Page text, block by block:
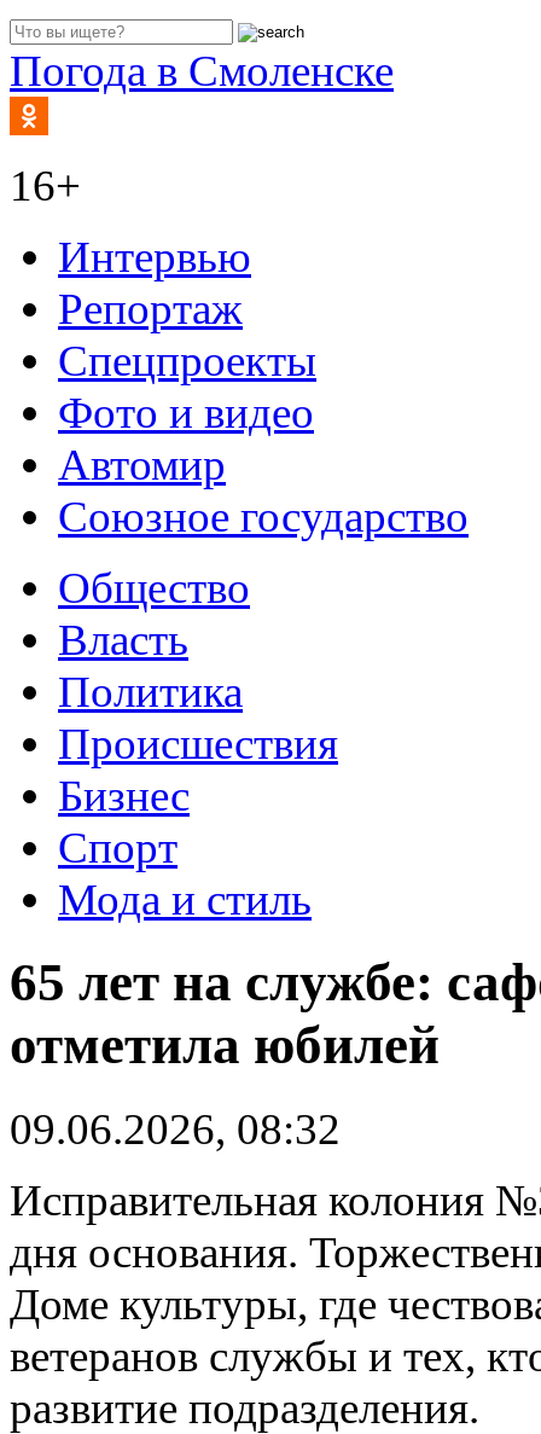
Погода в Смоленске
16+
Интервью
Репортаж
Спецпроекты
Фото и видео
Автомир
Союзное государство
Общество
Власть
Политика
Происшествия
Бизнес
Спорт
Мода и стиль
65 лет на службе:
отметила юбилей
09.06.2026, 08:32
Исправительная колония
дня основания.
Доме культуры, где
ветеранов службы и тех,
развитие подразделения.